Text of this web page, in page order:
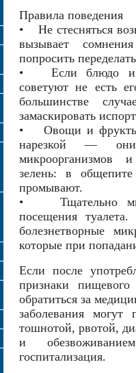
Правила поведения
• Не стесняться
вызывает
попросить
• Если блюдо
советуют не есть
большинстве
замаскировать
• Овощи и фрукты
нарезкой —
микроорганизмов
зелень: в
промывают.
• Тщательно
посещения
болезнетворные
которые при
Если после
признаки пищевого
обратиться за
заболевания могут
тошнотой, рвотой,
и
госпитализация.